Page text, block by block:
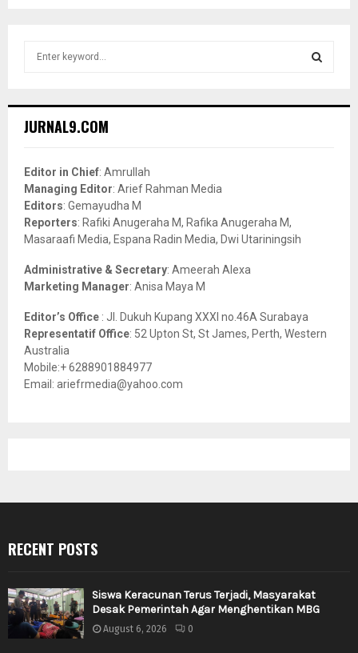
h
o
r
:
JURNAL9.COM
Editor in Chief: Amrullah
Managing Editor: Arief Rahman Media
Editors: Gemayudha M
Reporters: Rafiki Anugeraha M, Rafika Anugeraha M,
Masaraafi Media, Espana Radin Media, Dwi Utariningsih
Administrative & Secretary: Ameerah Alexa
Marketing Manager: Anisa Maya M
Editor’s Office : Jl. Dukuh Kupang XXXI no.46A Surabaya
Representatif Office: 52 Upton St, St James, Perth, Western
Australia
Mobile:+ 6288901884977
Email: ariefrmedia@yahoo.com
RECENT POSTS
Siswa Keracunan Terus Terjadi, Masyarakat
Desak Pemerintah Agar Menghentikan MBG
August 6, 2026 0